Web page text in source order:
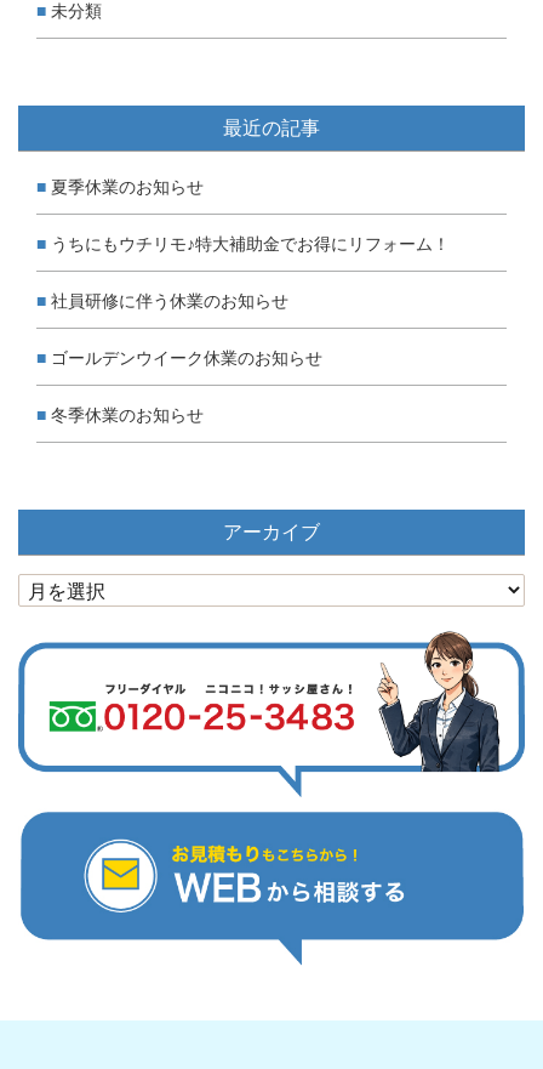
未分類
最近の記事
夏季休業のお知らせ
うちにもウチリモ♪特大補助金でお得にリフォーム！
社員研修に伴う休業のお知らせ
ゴールデンウイーク休業のお知らせ
冬季休業のお知らせ
アーカイブ
ア
カ